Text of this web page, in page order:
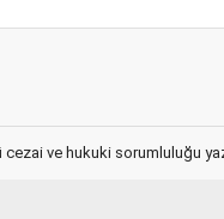
cezai ve hukuki sorumluluğu